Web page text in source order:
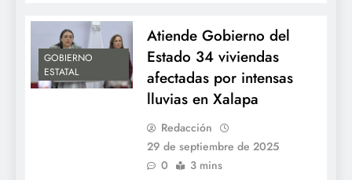
GOBIERNO
ESTATAL
Atiende Gobierno del
Estado 34 viviendas
afectadas por intensas
lluvias en Xalapa
Redacción
29 de septiembre de 2025
0
3 mins